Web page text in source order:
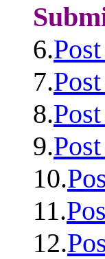
6.
7.
8.
9.
10.
11.
12.